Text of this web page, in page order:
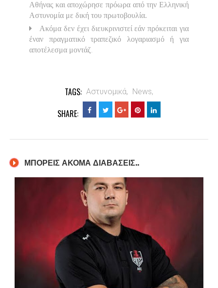
Αθήνας και αποχώρησε πρόωρα από την Ελληνική
Αστυνομία με δική του πρωτοβουλία.
Ακόμα δεν έχει διευκρινιστεί εάν πρόκειται για
έναν πραγματικό τραπεζικό λογαριασμό ή για
αποτέλεσμα μοντάζ.
TAGS: Αστυνομικά, News,
SHARE:
ΜΠΟΡΕΙΣ ΑΚΟΜΑ ΔΙΑΒΑΣΕΙΣ..